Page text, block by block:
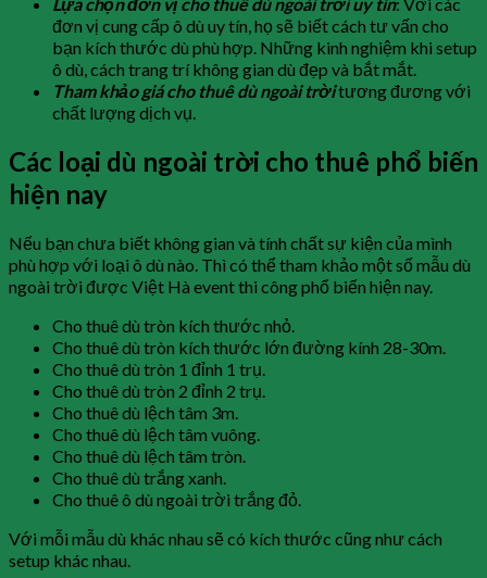
đơn vị cung cấp ô dù uy tín, họ sẽ biết cách tư vấn cho
bạn kích thước dù phù hợp. Những kinh nghiệm khi setup
ô dù, cách trang trí không gian dù đẹp và bắt mắt.
Tham khảo giá cho thuê dù ngoài trờitương đương với
chất lượng dịch vụ.
Các loại dù ngoài trời cho thuê phổ biến
hiện nay
Nếu bạn chưa biết không gian và tính chất sự kiện của mình
phù hợp với loại ô dù nào. Thì có thể tham khảo một số mẫu dù
ngoài trời được Việt Hà event thi công phổ biến hiện nay.
Cho thuê dù tròn kích thước nhỏ.
Cho thuê dù tròn kích thước lớn đường kính 28-30m.
Cho thuê dù tròn 1 đỉnh 1 trụ.
Cho thuê dù tròn 2 đỉnh 2 trụ.
Cho thuê dù lệch tâm 3m.
Cho thuê dù lệch tâm vuông.
Cho thuê dù lệch tâm tròn.
Cho thuê dù trắng xanh.
Cho thuê ô dù ngoài trời trắng đỏ.
Với mỗi mẫu dù khác nhau sẽ có kích thước cũng như cách
setup khác nhau.